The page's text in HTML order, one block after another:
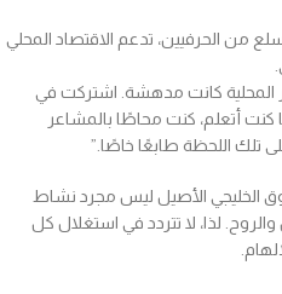
من الحرفيين، تدعم الاقتصاد المحلي
المحلية كانت مدهشة. اشتركت في
أتعلم، كنت محاطًا بالمشاعر
تلك اللحظة طابعًا خاصًا.”
الخليجي الأصيل ليس مجرد نشاط
لذا، لا تتردد في استغلال كل